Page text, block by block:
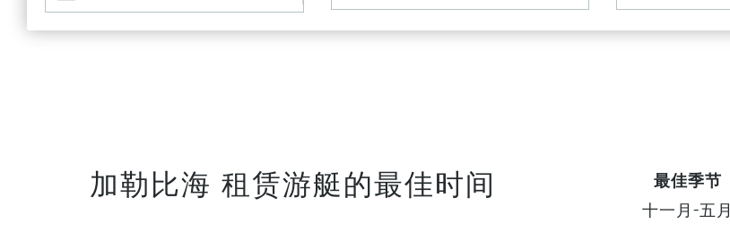
加勒比海 租赁游艇的最佳时间
最佳季节
十一月-五月